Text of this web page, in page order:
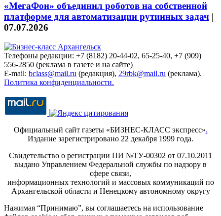
«МегаФон» объединил роботов на собственной
платформе для автоматизации рутинных задач |
07.07.2026
Телефоны редакции: +7 (8182) 20-44-02, 65-25-40, +7 (909)
556-2850 (реклама в газете и на сайте)
E-mail: bclass@mail.ru (редакция), 29rbk@mail.ru (реклама).
Политика конфиденциальности.
Официальный сайт газеты «БИЗНЕС-КЛАСС экспресс».
Издание зарегистрировано 22 декабря 1999 года.
Свидетельство о регистрации ПИ №ТУ-00302 от 07.10.2011
выдано Управлением Федеральной службы по надзору в
сфере связи,
информационных технологий и массовых коммуникаций по
Архангельской области и Ненецкому автономному округу
Нажимая “Принимаю”, вы соглашаетесь на использование